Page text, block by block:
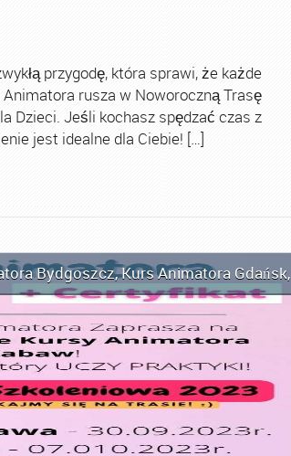
przygodę, która sprawi, że każde
rusza w Noworoczną Trasę
Dzieci. Jeśli kochasz spędzać czas z
jest idealne dla Ciebie! […]
Bydgoszcz,Kurs Animatora Gdańsk,